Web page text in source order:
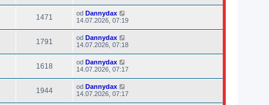
1471 od Dannydax
14.07.2026, 07:19
1791 od Dannydax
14.07.2026, 07:18
1618 od Dannydax
14.07.2026, 07:17
1944 od Dannydax
14.07.2026, 07:17